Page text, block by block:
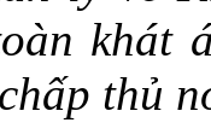
khát
thủ